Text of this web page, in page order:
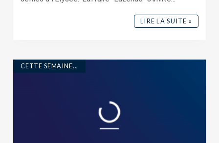
LIRE LA SUITE »
CETTE SEMAINE...